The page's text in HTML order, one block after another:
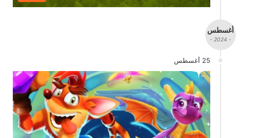
أغسطس
- 2024 -
25 أغسطس